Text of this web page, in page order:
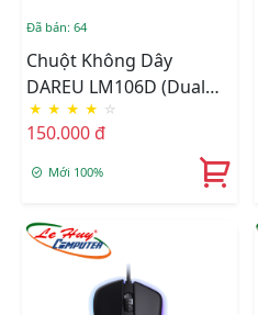
Đã bán: 64
Chuột Không Dây
DAREU LM106D (Dual
Mode: Bluetooth + 2.4G)
Mint Green
★ ★ ★ ★ ☆
150.000 đ
Mới 100%